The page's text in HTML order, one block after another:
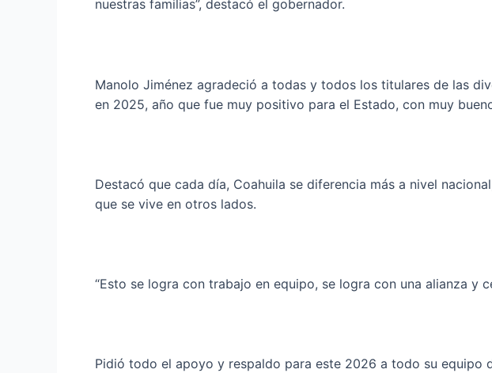
nuestras familias”, destacó el gobernador.
Manolo Jiménez agradeció a todas y todos los titulares de las
en 2025, año que fue muy positivo para el Estado, con muy
Destacó que cada día, Coahuila se diferencia más a nivel
que se vive en otros lados.
“Esto se logra con trabajo en equipo, se logra con una alianza y
Pidió todo el apoyo y respaldo para este 2026 a todo su equipo